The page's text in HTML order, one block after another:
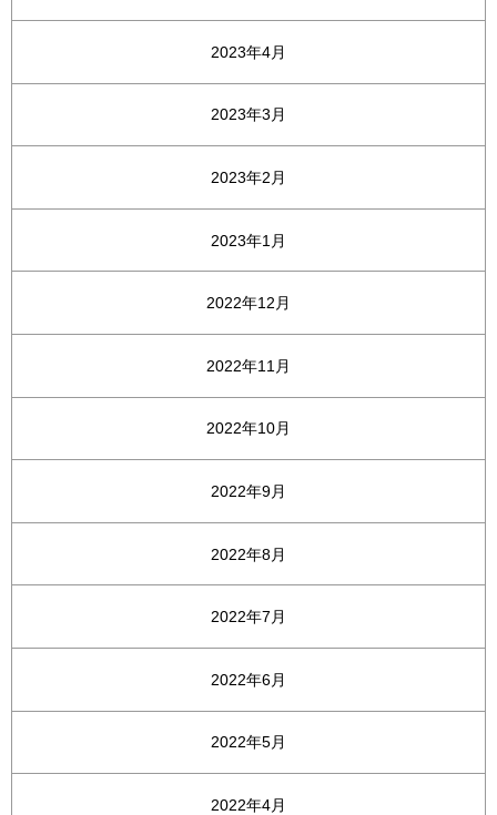
2023年4月
2023年3月
2023年2月
2023年1月
2022年12月
2022年11月
2022年10月
2022年9月
2022年8月
2022年7月
2022年6月
2022年5月
2022年4月